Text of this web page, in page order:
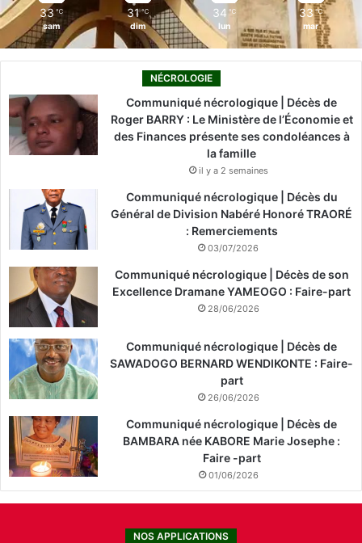
33 ℃
sam
31 ℃
dim
34 ℃
lun
33 ℃
mar
NÉCROLOGIE
Communiqué nécrologique | Décès de
Roger BARRY : Le Ministère de l’Économie et
des Finances présente ses condoléances à
la famille
il y a 2 semaines
Communiqué nécrologique | Décès du
Général de Division Nabéré Honoré TRAORÉ
: Remerciements
03/07/2026
Communiqué nécrologique | Décès de son
Excellence Dramane YAMEOGO : Faire-part
28/06/2026
Communiqué nécrologique | Décès de
SAWADOGO BERNARD WENDIKONTE : Faire-
part
26/06/2026
Communiqué nécrologique | Décès de
BAMBARA née KABORE Marie Josephe :
Faire -part
01/06/2026
NOS APPLICATIONS